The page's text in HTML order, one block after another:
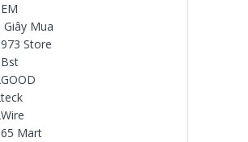
Giây Mua
Store
Mart